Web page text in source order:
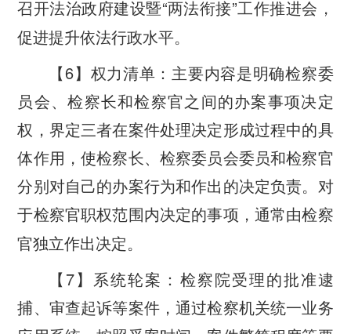
召开法治政府建设暨“两法衔接”工作推进会，
促进提升依法行政水平。
【6】权力清单：主要内容是明确检察委
员会、检察长和检察官之间的办案事项决定
权，界定三者在案件处理决定形成过程中的具
体作用，使检察长、检察委员会委员和检察官
分别对自己的办案行为和作出的决定负责。对
于检察官职权范围内决定的事项，通常由检察
官独立作出决定。
【 7 】系统轮案：检察院受理的批准逮
捕、审查起诉等案件，通过检察机关统一业务